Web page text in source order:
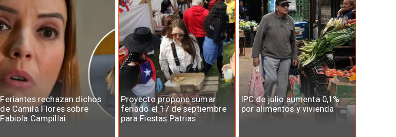
Feriantes rechazan dichos
de Camila Flores sobre
Fabiola Campillai
Proyecto propone sumar
feriado el 17 de septiembre
para Fiestas Patrias
IPC de julio aumenta 0,1%
por alimentos y vivienda